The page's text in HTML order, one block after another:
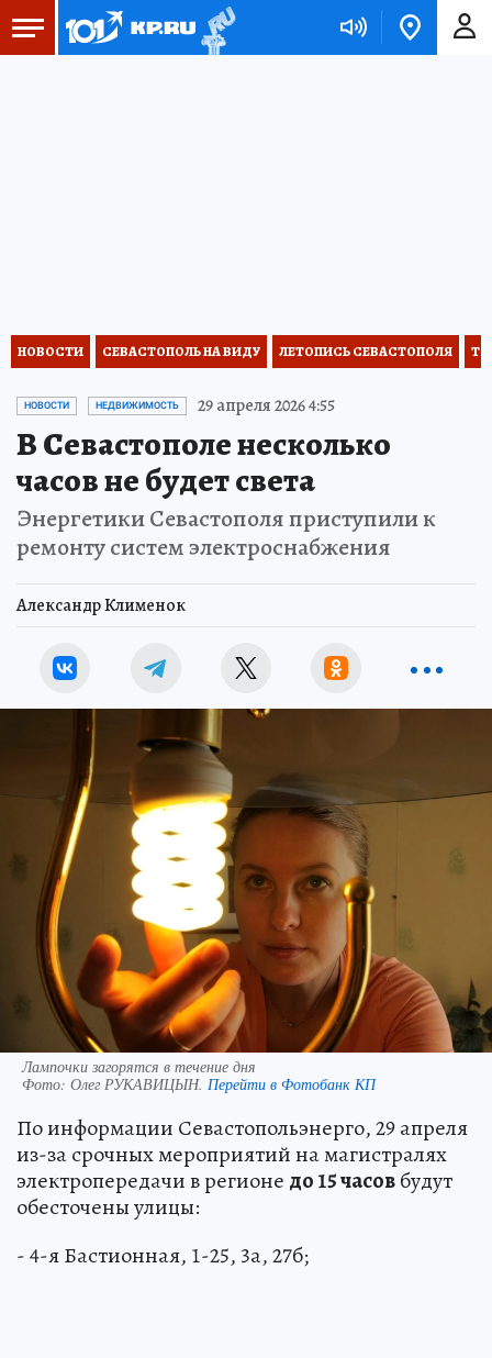
НОВОСТИ СЕВАСТОПОЛЬ НА ВИДУ ЛЕТОПИСЬ СЕВАСТОПОЛЯ
НОВОСТИ НЕДВИЖИМОСТЬ 29 апреля 2026 4:55
В Севастополе несколько
часов не будет света
Энергетики Севастополя приступили к
ремонту систем электроснабжения
Александр Клименок
Лампочки загорятся в течение дня
Фото: Олег РУКАВИЦЫН. Перейти в Фотобанк КП
По информации Севастопольэнерго, 29 апреля
из-за срочных мероприятий на магистралях
электропередачи в регионе до 15 часовбудут
обесточены улицы:
- 4-я Бастионная, 1-25, 3а, 27б;